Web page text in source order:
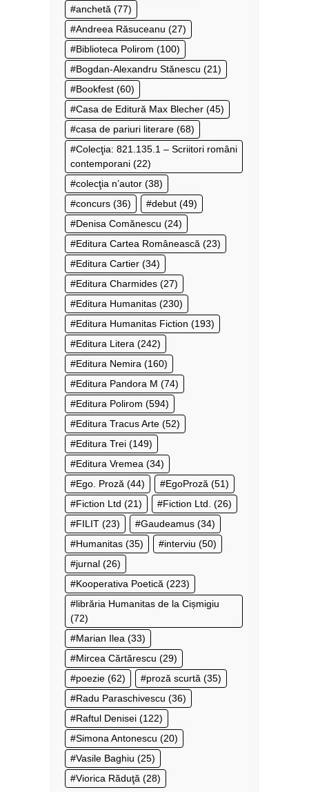
anchetă (77)
Andreea Răsuceanu (27)
Biblioteca Polirom (100)
Bogdan-Alexandru Stănescu (21)
Bookfest (60)
Casa de Editură Max Blecher (45)
casa de pariuri literare (68)
Colecţia: 821.135.1 – Scriitori români
contemporani (22)
colecţia n’autor (38)
concurs (36) debut (49)
Denisa Comănescu (24)
Editura Cartea Românească (23)
Editura Cartier (34)
Editura Charmides (27)
Editura Humanitas (230)
Editura Humanitas Fiction (193)
Editura Litera (242)
Editura Nemira (160)
Editura Pandora M (74)
Editura Polirom (594)
Editura Tracus Arte (52)
Editura Trei (149)
Editura Vremea (34)
Ego. Proză (44) EgoProză (51)
Fiction Ltd (21) Fiction Ltd. (26)
FILIT (23) Gaudeamus (34)
Humanitas (35) interviu (50)
jurnal (26)
Kooperativa Poetică (223)
librăria Humanitas de la Cișmigiu
(72)
Marian Ilea (33)
Mircea Cărtărescu (29)
poezie (62) proză scurtă (35)
Radu Paraschivescu (36)
Raftul Denisei (122)
Simona Antonescu (20)
Vasile Baghiu (25)
Viorica Răduţă (28)